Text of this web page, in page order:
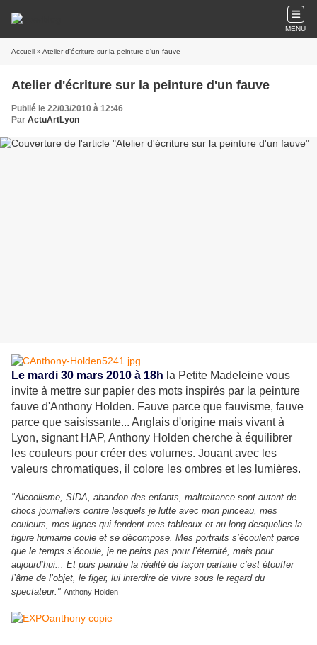
MENU
Accueil » Atelier d'écriture sur la peinture d'un fauve
Atelier d'écriture sur la peinture d'un fauve
Publié le 22/03/2010 à 12:46
Par ActuArtLyon
Le mardi 30 mars 2010 à 18h la Petite Madeleine vous
invite à mettre sur papier des mots inspirés par la peinture
fauve d'Anthony Holden. Fauve parce que fauvisme, fauve
parce que saisissante... Anglais d'origine mais vivant à
Lyon, signant HAP, Anthony Holden cherche à équilibrer
les couleurs pour créer des volumes. Jouant avec les
valeurs chromatiques, il colore les ombres et les lumières.
"Alcoolisme, SIDA, abandon des enfants, maltraitance sont autant de
chocs journaliers contre lesquels je lutte avec mon pinceau, mes
couleurs, mes lignes qui fendent mes tableaux et au long desquelles la
figure humaine coule et se décompose. Mes portraits s’écoulent parce
que le temps s’écoule, je ne peins pas pour l’éternité, mais pour
aujourd’hui... Et puis peindre la réalité de façon parfaite c’est étouffer
l’âme de l’objet, le figer, lui interdire de vivre sous le regard du
spectateur." Anthony Holden